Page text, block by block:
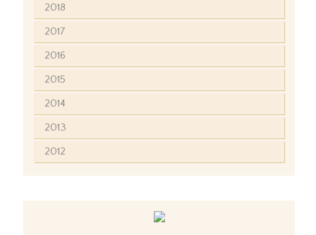
2018
2017
2016
2015
2014
2013
2012